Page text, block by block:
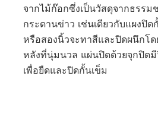
จากไม้ก๊อกซึ่งเป็นวัสดุจากธรรม
กระดานข่าว เช่นเดียวกับแผงปิ
หรือสองนิ้วจะทาสีและปิดผนึกโ
หลังที่นุ่มนวล แผ่นปิดด้วยจุกปิด
เพื่อยืดและปิดกั้นเข็ม